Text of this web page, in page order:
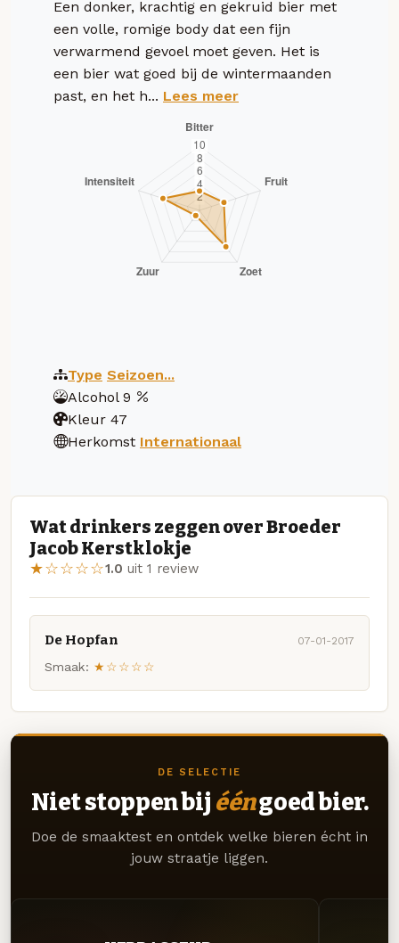
Een donker, krachtig en gekruid bier met
een volle, romige body dat een fijn
verwarmend gevoel moet geven. Het is
een bier wat goed bij de wintermaanden
past, en het h... Lees meer
Type Seizoen...
Alcohol 9
Kleur 47
Herkomst Internationaal
Wat drinkers zeggen over Broeder
Jacob Kerstklokje
★☆☆☆☆1.0 uit 1 review
De Hopfan 07-01-2017
Smaak: ★☆☆☆☆
DE SELECTIE
Niet stoppen bij ééngoed bier.
Doe de smaaktest en ontdek welke bieren écht in
jouw straatje liggen.